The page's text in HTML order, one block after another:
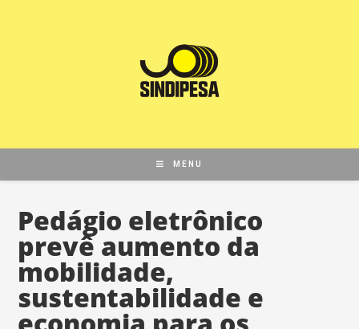
MENU
Pedágio eletrônico
prevê aumento da
mobilidade,
sustentabilidade e